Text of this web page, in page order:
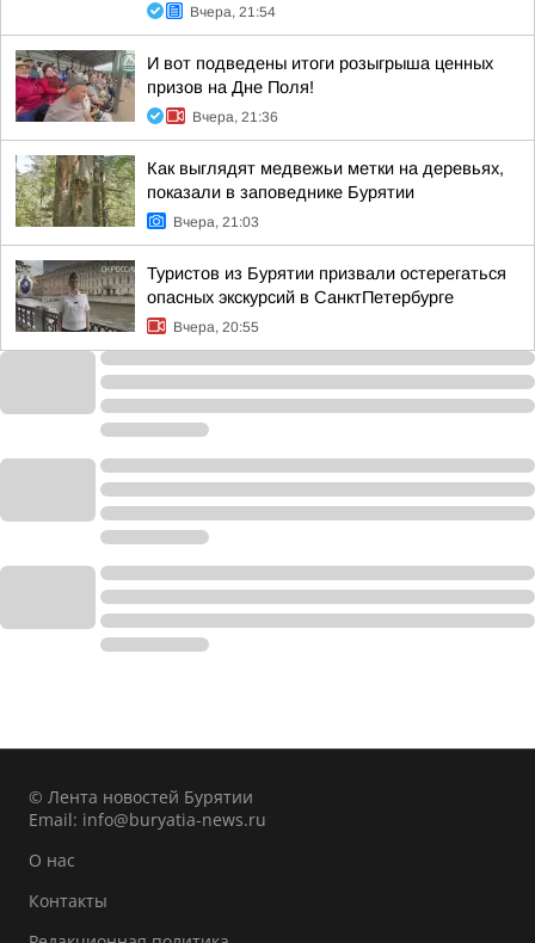
Вчера, 21:54
И вот подведены итоги розыгрыша ценных
призов на Дне Поля!
Вчера, 21:36
Как выглядят медвежьи метки на деревьях,
показали в заповеднике Бурятии
Вчера, 21:03
Туристов из Бурятии призвали остерегаться
опасных экскурсий в СанктПетербурге
Вчера, 20:55
© Лента новостей Бурятии
Email: info@buryatia-news.ru
О нас
Контакты